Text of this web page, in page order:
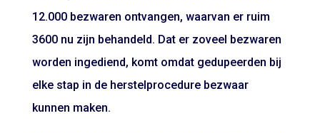
12.000 bezwaren ontvangen, waarvan er ruim
3600 nu zijn behandeld. Dat er zoveel bezwaren
worden ingediend, komt omdat gedupeerden bij
elke stap in de herstelprocedure bezwaar
kunnen maken.